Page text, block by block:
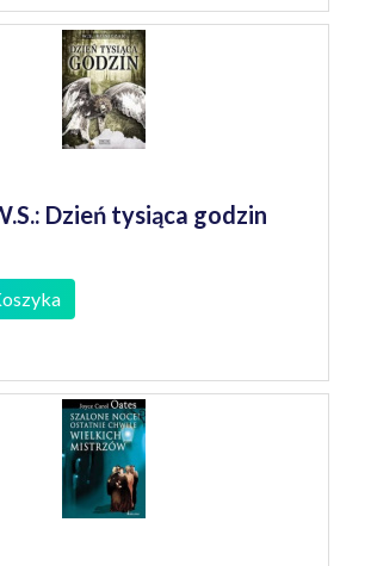
Dzień tysiąca godzin